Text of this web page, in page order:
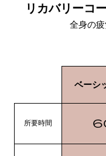
リカバリーコ
全身の
ベーシ
所要時間